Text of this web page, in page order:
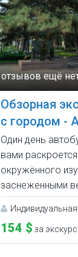
Обзорная
с городом -
Один день
вами
окружённого
заснеженными
Индивидуальная
154 $ за